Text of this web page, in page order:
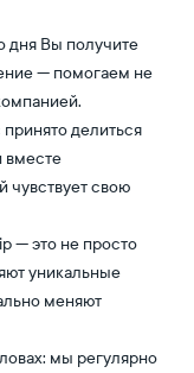
дня Вы получите
— помогаем не
делиться
вместе
чувствует свою
— это не просто
уникальные
меняют
мы регулярно